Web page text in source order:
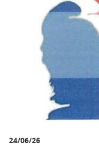
24/06/26